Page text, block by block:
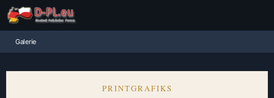
Galerie
PRINTGRAFIKS